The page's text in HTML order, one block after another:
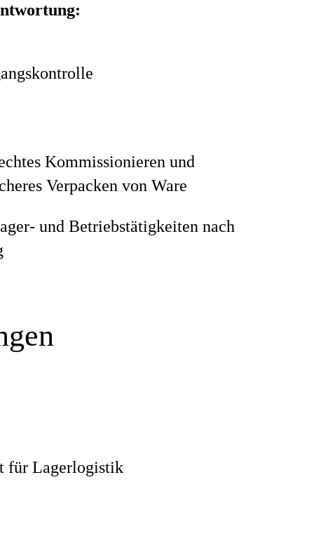
Kommissionieren und
Verpacken von Ware
und Betriebstätigkeiten nach
für Lagerlogistik